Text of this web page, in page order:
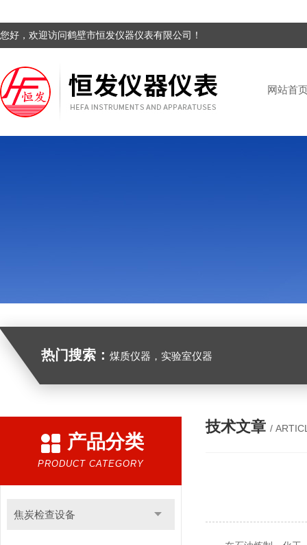
您好，欢迎访问鹤壁市恒发仪器仪表有限公司！
网站首
热门搜索： 煤质仪器，实验室仪器
产品分类
PRODUCT CATEGORY
焦炭检查设备
技术文章 /